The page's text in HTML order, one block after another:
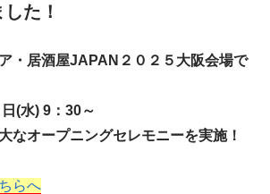
た！
・居酒屋JAPAN２０２５大阪会場で
(水) 9：30～
なオープニングセレモニーを実施！
らへ